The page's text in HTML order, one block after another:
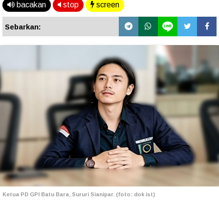
bacakan stop screen
Sebarkan:
Ketua PD GPI Batu Bara, Sururi Sianipar. (foto: dok ist)